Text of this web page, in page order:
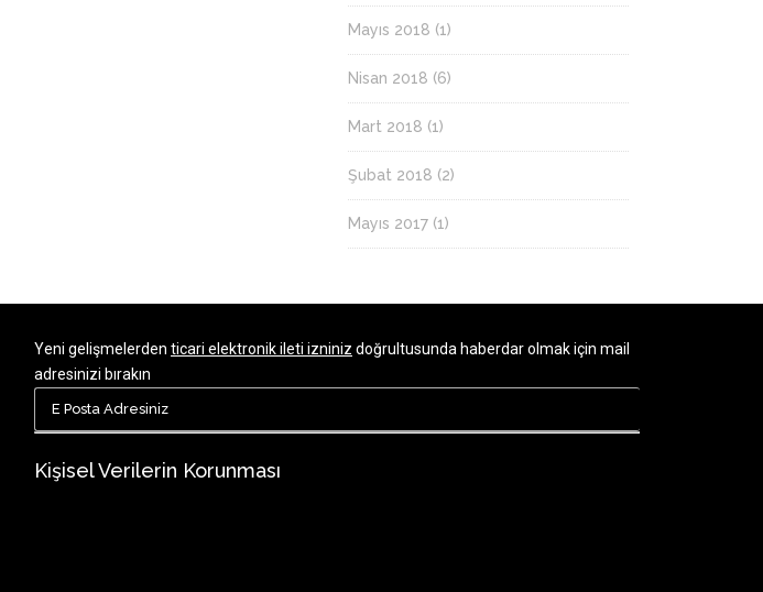
Mayıs 2018 (1)
Nisan 2018 (6)
Mart 2018 (1)
Şubat 2018 (2)
Mayıs 2017 (1)
Yeni gelişmelerden ticari elektronik ileti izniniz doğrultusunda haberdar olmak için mail
adresinizi bırakın
Kişisel Verilerin Korunması